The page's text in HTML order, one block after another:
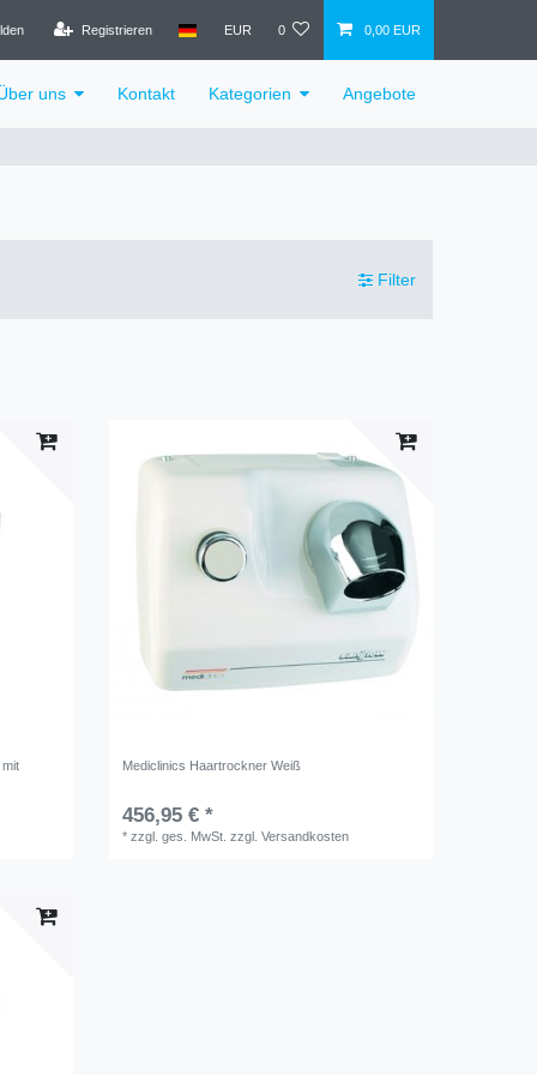
Registrieren EUR 0 0,00 EUR
uns Kontakt Kategorien Angebote
Filter
Mediclinics Haartrockner Weiß
456,95 € *
*zzgl. ges. MwSt. zzgl.Versandkosten